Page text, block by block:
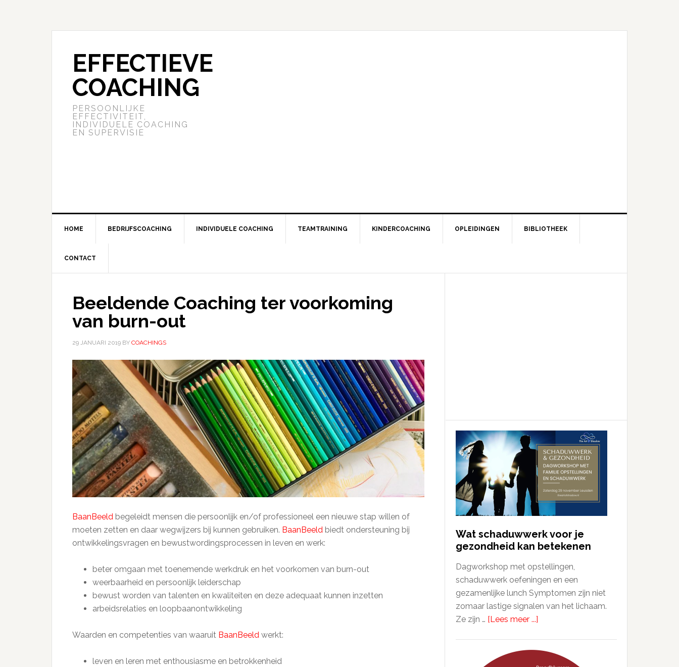
EFFECTIEVE
COACHING
PERSOONLIJKE
EFFECTIVITEIT,
INDIVIDUELE COACHING
EN SUPERVISIE
HOME BEDRIJFSCOACHING INDIVIDUELE COACHING TEAMTRAINING KINDERCOACHING OPLEIDINGEN BIBLIOTHEEK
CONTACT
Beeldende Coaching ter voorkoming
van burn-out
29 JANUARI 2019 BY COACHINGS
BaanBeeld begeleidt mensen die persoonlijk en/of professioneel een nieuwe stap willen of
moeten zetten en daar wegwijzers bij kunnen gebruiken. BaanBeeld biedt ondersteuning bij
ontwikkelingsvragen en bewustwordingsprocessen in leven en werk:
beter omgaan met toenemende werkdruk en het voorkomen van burn-out
weerbaarheid en persoonlijk leiderschap
bewust worden van talenten en kwaliteiten en deze adequaat kunnen inzetten
arbeidsrelaties en loopbaanontwikkeling
Waarden en competenties van waaruit BaanBeeld werkt:
leven en leren met enthousiasme en betrokkenheid
Wat schaduwwerk voor je
gezondheid kan betekenen
Dagworkshop met opstellingen,
schaduwwerk oefeningen en een
gezamenlijke lunch Symptomen zijn niet
zomaar lastige signalen van het lichaam.
Ze zijn … [Lees meer ...]